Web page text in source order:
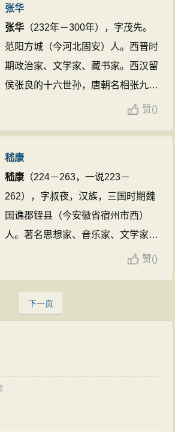
二首》《赠刘琨诗二十首》。350
后赵，卢谌在冉魏任中书监，后在
。卢谌为人清敏、才思敏捷，喜读
。他著有《祭法》《庄子注》及文
篇流传至今。 ...
张华
张华 （232年－300年），字茂先。
范阳方城（今河北固安）人。西晋时
期政治家、文学家、藏书家。西汉留
侯张良的十六世孙，唐朝名相张九龄
工于诗赋，词藻华
《张华
有《张茂先集》。
张华雅爱书籍，精
通目录学，曾与荀勖等人依照刘向
《别录》整理典籍。《宣和书谱》载
有其草书《得书帖》及行书《闻时
赞()
嵇康
嵇康 （224－263，一说223－
262），字叔夜，汉族，三国时期魏
国谯郡铚县（今安徽省宿州市西）
人。著名思想家、音乐家、文学家。
正始末年与阮籍等竹林名士共倡玄学
贱而通物情”，为“竹林七贤”的精神领
袖。曾娶曹操曾孙女，官曹魏中散大
赞()
下一页